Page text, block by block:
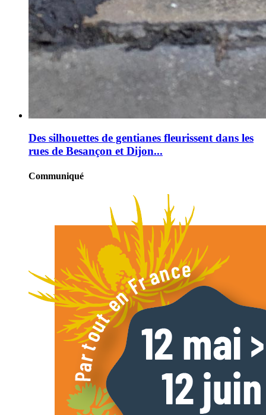
Des silhouettes de gentianes fleurissent dans les
rues de Besançon et Dijon...
Communiqué